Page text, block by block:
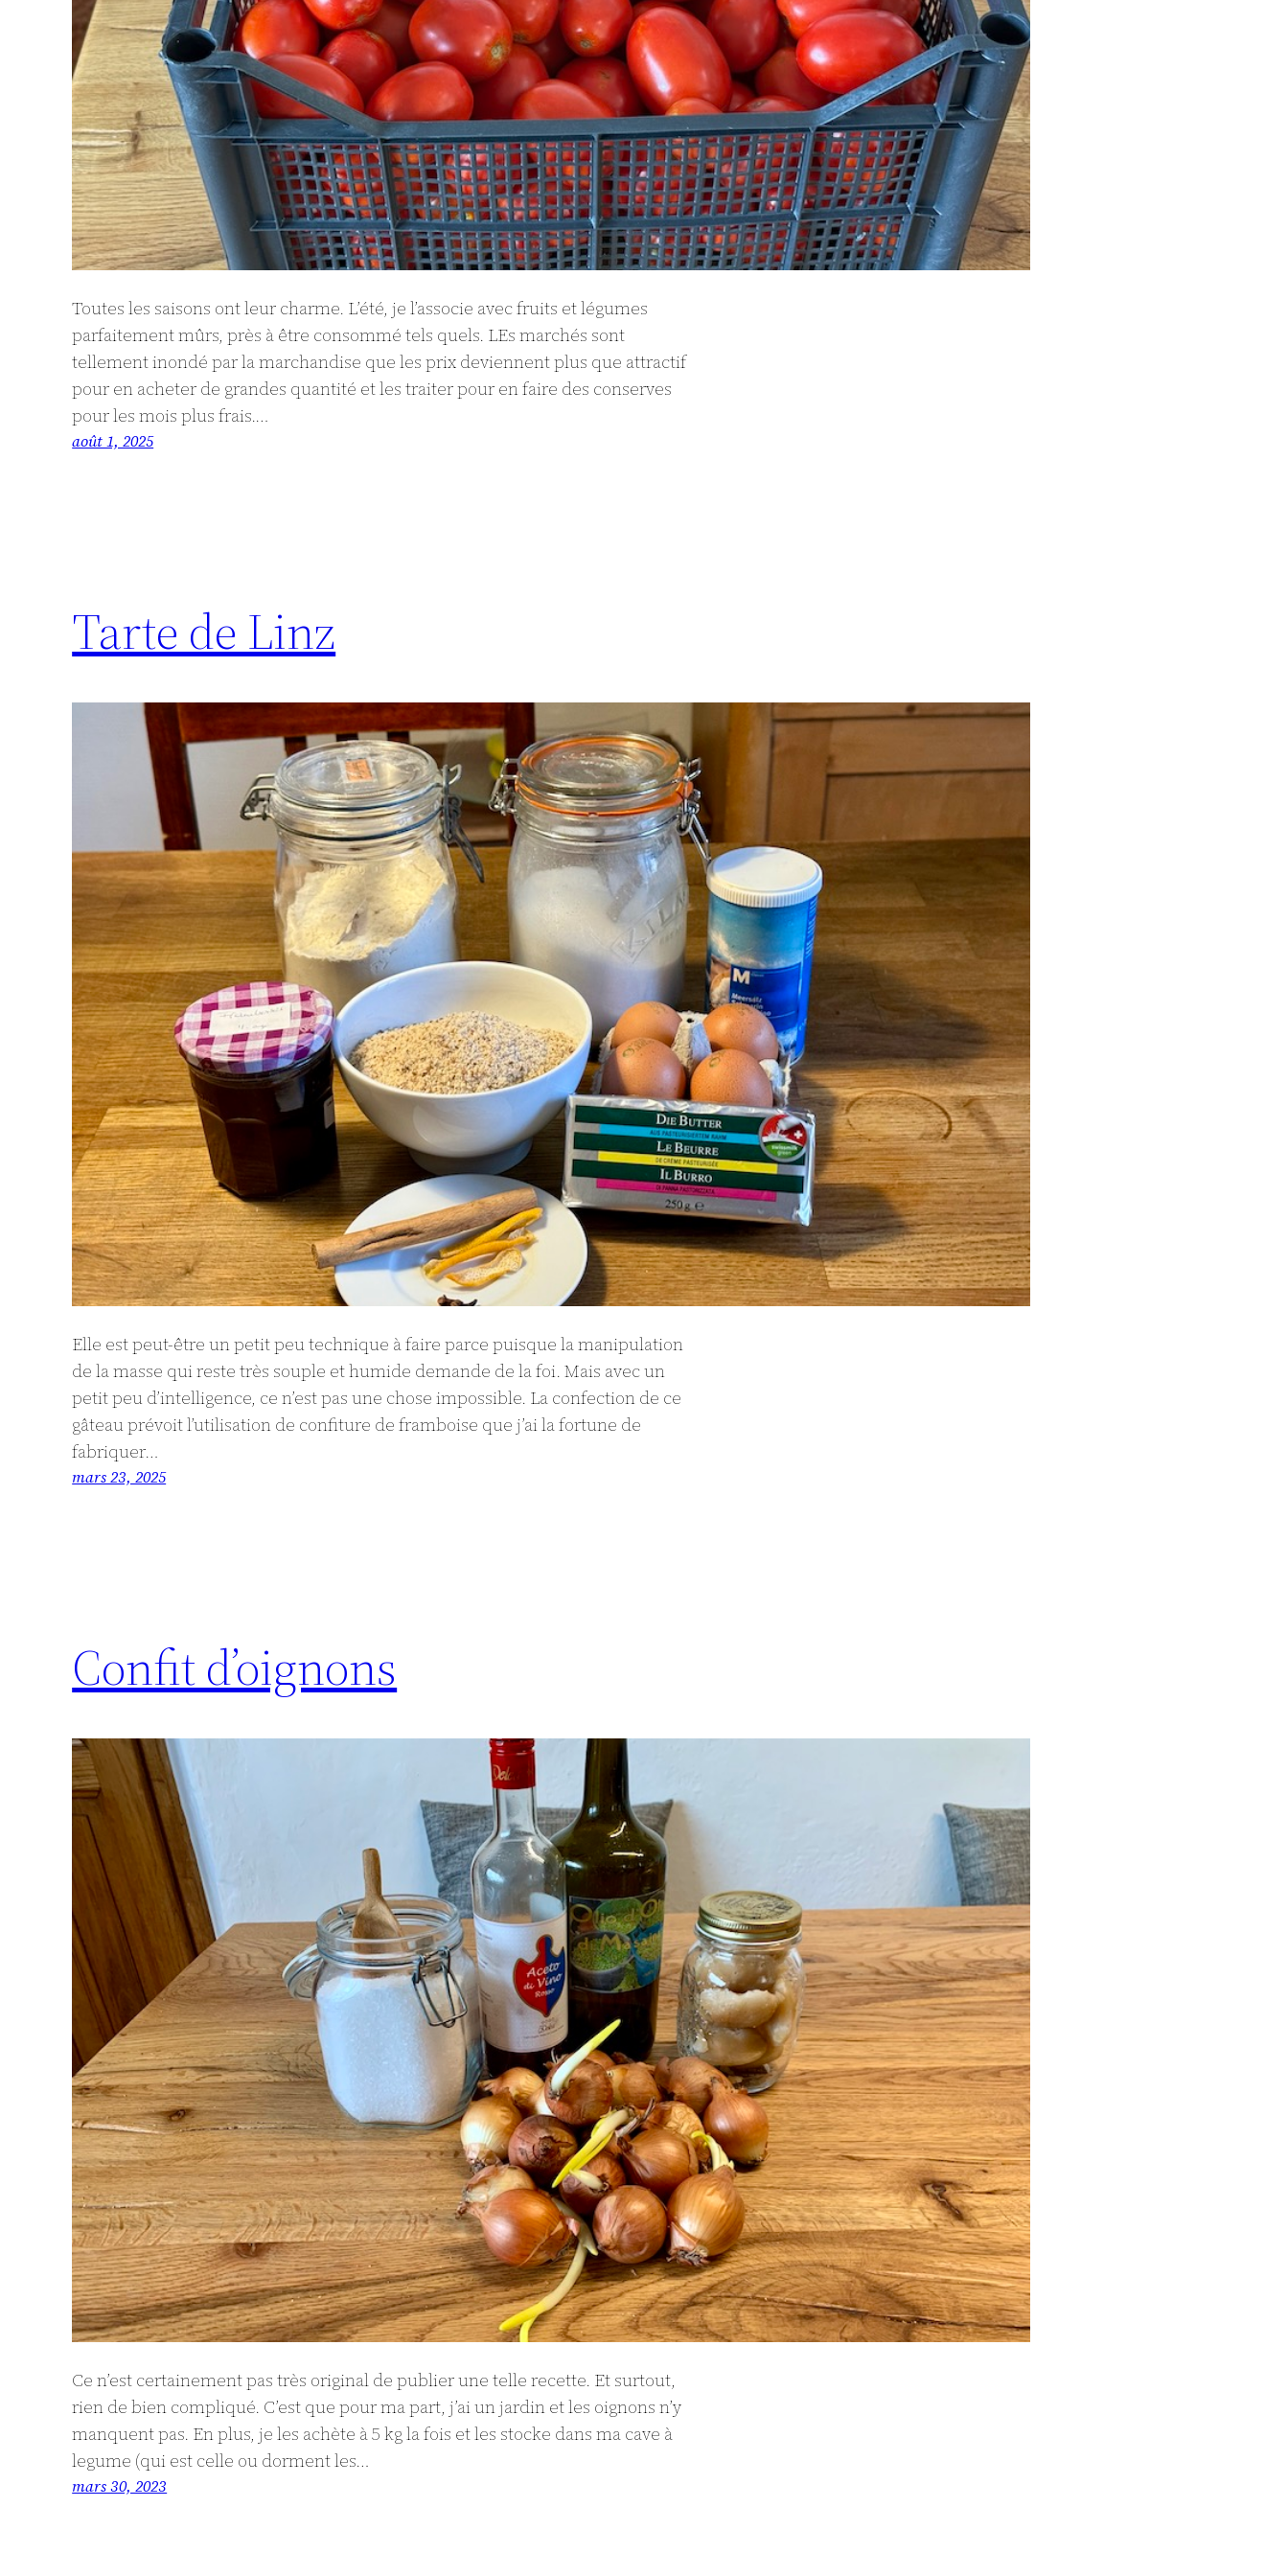
Toutes les saisons ont leur charme. L’été, je l’associe avec fruits et légumes
parfaitement mûrs, près à être consommé tels quels. LEs marchés sont
tellement inondé par la marchandise que les prix deviennent plus que attractif
pour en acheter de grandes quantité et les traiter pour en faire des conserves
pour les mois plus frais.…
août 1, 2025
Tarte de Linz
Elle est peut-être un petit peu technique à faire parce puisque la manipulation
de la masse qui reste très souple et humide demande de la foi. Mais avec un
petit peu d’intelligence, ce n’est pas une chose impossible. La confection de ce
gâteau prévoit l’utilisation de confiture de framboise que j’ai la fortune de
fabriquer…
mars 23, 2025
Confit d’oignons
Ce n’est certainement pas très original de publier une telle recette. Et surtout,
rien de bien compliqué. C’est que pour ma part, j’ai un jardin et les oignons n’y
manquent pas. En plus, je les achète à 5 kg la fois et les stocke dans ma cave à
legume (qui est celle ou dorment les…
mars 30, 2023